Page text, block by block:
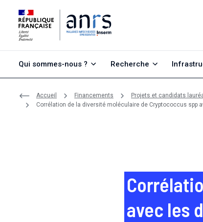
Qui sommes-nous ? Recherche
Accueil Financements
Projets et candidats
Corrélation de la diversité moléculaire de Cryptococcus spp
avec les